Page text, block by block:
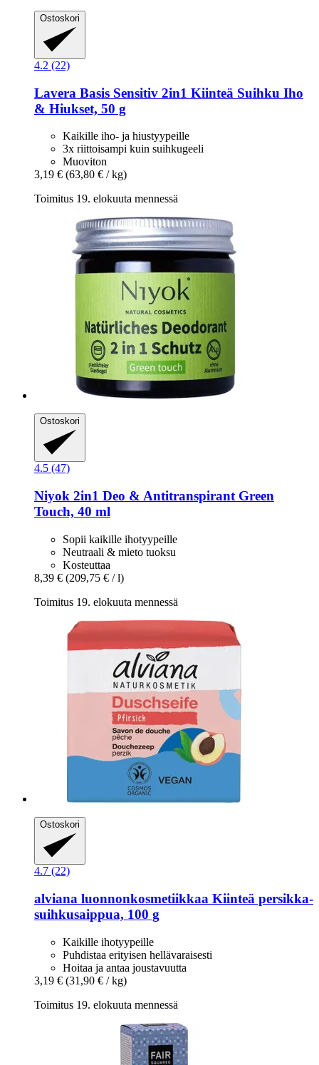
Ostoskori
4.2 (22)
Lavera Basis Sensitiv 2in1 Kiinteä Suihku Iho
& Hiukset, 50 g
Kaikille iho- ja hiustyypeille
3x riittoisampi kuin suihkugeeli
Muoviton
3,19 € (63,80 € / kg)
Toimitus 19. elokuuta mennessä
Ostoskori
4.5 (47)
Niyok 2in1 Deo & Antitranspirant Green
Touch, 40 ml
Sopii kaikille ihotyypeille
Neutraali & mieto tuoksu
Kosteuttaa
8,39 € (209,75 € / l)
Toimitus 19. elokuuta mennessä
Ostoskori
4.7 (22)
alviana luonnonkosmetiikkaa Kiinteä persikka-​
suihkusaippua, 100 g
Kaikille ihotyypeille
Puhdistaa erityisen hellävaraisesti
Hoitaa ja antaa joustavuutta
3,19 € (31,90 € / kg)
Toimitus 19. elokuuta mennessä